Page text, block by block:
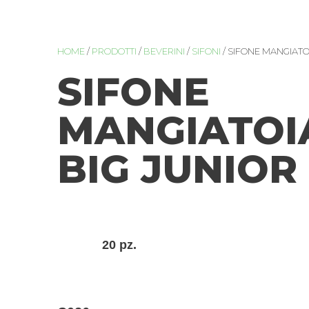
HOME/ PRODOTTI / BEVERINI / SIFONI / SIFONE
SIFONE
BIG JUNIOR
20 pz.